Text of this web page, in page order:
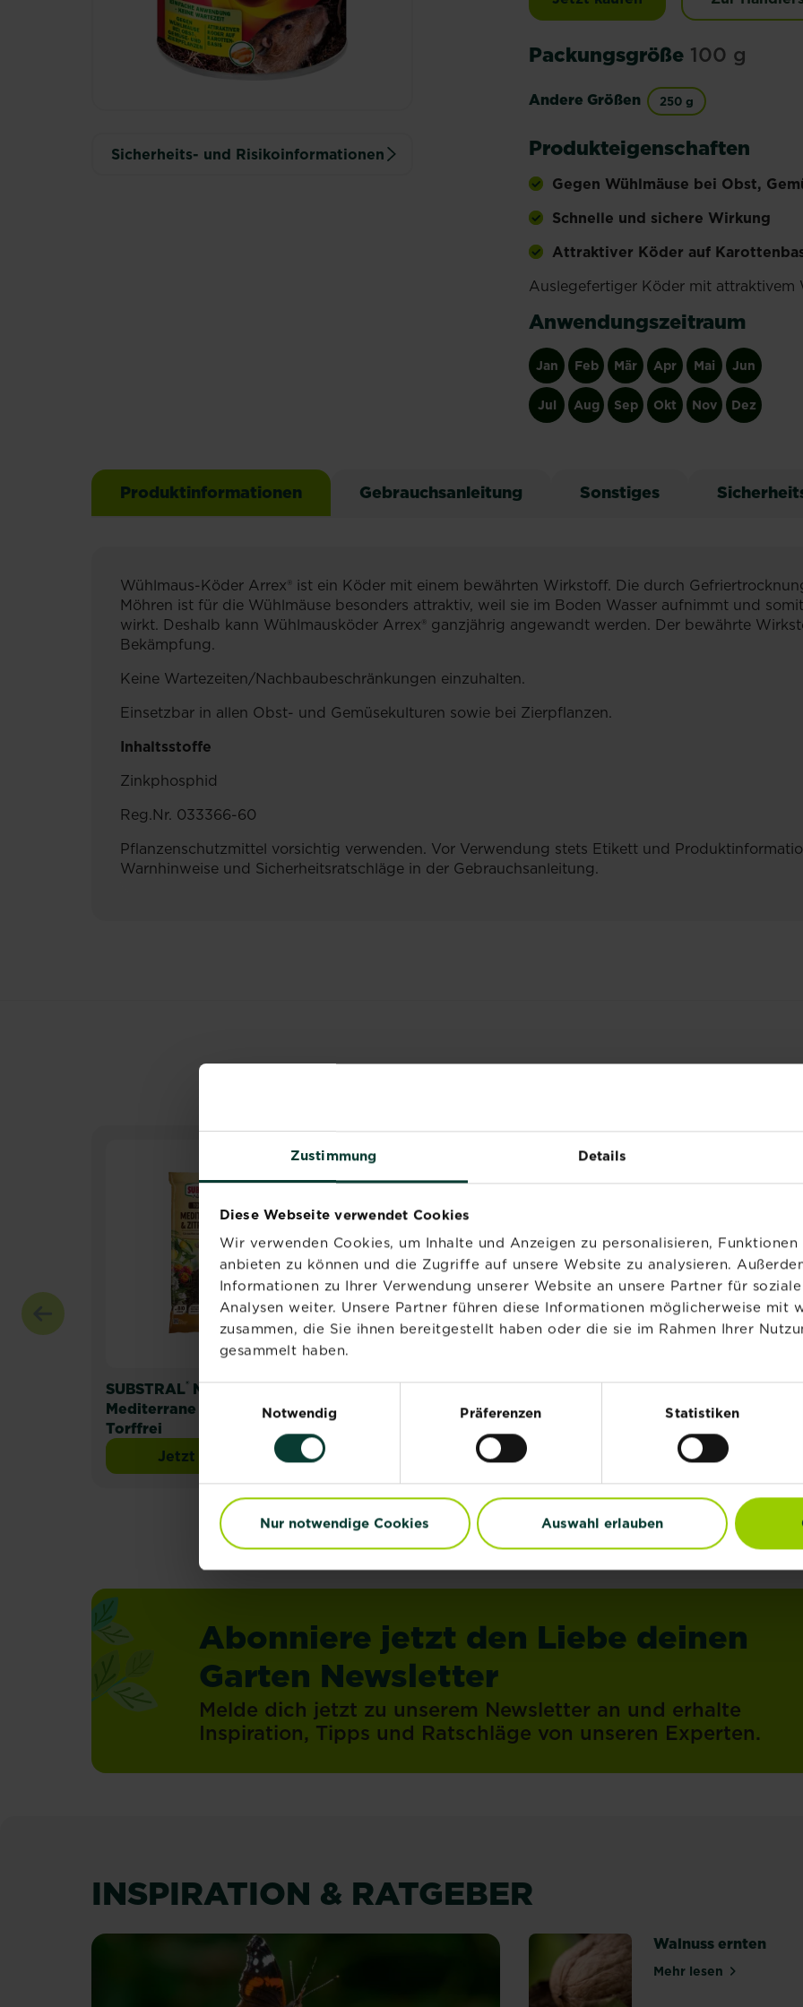
Zustimmung Details
Diese Webseite verwendet Cookies
Wir verwenden Cookies, um Inhalte und Anzeigen zu personalisieren,
anbieten zu können und die Zugriffe auf unsere Website zu analysieren.
Informationen zu Ihrer Verwendung unserer Website an unsere Partner für
Analysen weiter. Unsere Partner führen diese Informationen möglicherweise mit
zusammen, die Sie ihnen bereitgestellt haben oder die sie im Rahmen Ihrer
gesammelt haben.
Einwilligungsauswahl
Notwendig
Präferenzen Statistiken
Nur notwendige Cookies Auswahl erlauben
Sicherheits- und Risikoinformationen
Packungsgröße 100 g
Andere Größen 250 g
Produkteigenschaften
Gegen Wühlmäuse bei Obst,
Schnelle und sichere Wirkung
Attraktiver Köder auf
Auslegefertiger Köder mit attraktivem
Anwendungszeitraum
Jan Feb Mär Apr Mai Jun
Jul Aug Sep Okt Nov Dez
Produktinformationen Gebrauchsanleitung Sonstiges
Wühlmaus-Köder Arrex® ist ein Köder mit einem bewährten Wirkstoff. Die durch
Möhren ist für die Wühlmäuse besonders attraktiv, weil sie im Boden Wasser aufnimmt und
wirkt. Deshalb kann Wühlmausköder Arrex® ganzjährig angewandt werden. Der bewährte
Bekämpfung.
Keine Wartezeiten/Nachbaubeschränkungen einzuhalten.
Einsetzbar in allen Obst- und Gemüsekulturen sowie bei Zierpflanzen.
Inhaltsstoffe
Zinkphosphid
Reg.Nr. 033366-60
Pflanzenschutzmittel vorsichtig verwenden. Vor Verwendung stets Etikett und
Warnhinweise und Sicherheitsratschläge in der Gebrauchsanleitung.
VERWANDTE
SUBSTRAL® Naturen®
Mediterrane & Zitrus Erde
Torffrei
Jetzt kaufenSUBSTRAL® Naturen® Mediterrane & Zitrus Erde Torffrei
SUBSTRAL®Naturen®
Zitrus Nahrung
Jetzt kaufenSUBSTRAL® Naturen® Zitrus Nahrung
SUBSTRAL®Naturen®
Anzucht & Kräutererde
Jetzt kaufen
Abonniere jetzt den Liebe deinen
Garten Newsletter
Melde dich jetzt zu unserem Newsletter an und erhalte
Inspiration, Tipps und Ratschläge von unseren Experten.
INSPIRATION & RATGEBER
Walnuss ernten
Mehr lesenüber Walnuss